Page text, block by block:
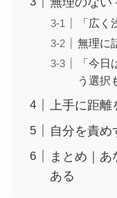
「広
無理に
「今
う選択
上手に距
自分を責め
まとめ｜
ある